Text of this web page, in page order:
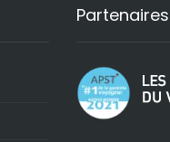
Partenaires